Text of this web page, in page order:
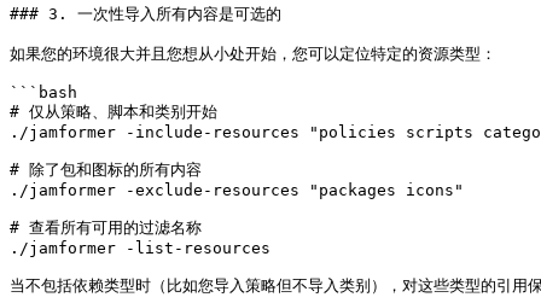
### 3. 一次性导入所有内容是可选的
如果您的环境很大并且您想从小处开始，您可以定位特定的资源类型：
```bash
# 仅从策略、脚本和类别开始
./jamformer -include-resources "policies scripts
# 除了包和图标的所有内容
./jamformer -exclude-resources "packages icons"
# 查看所有可用的过滤名称
./jamformer -list-resources
当不包括依赖类型时（比如您导入策略但不导入类别），对这些类型的